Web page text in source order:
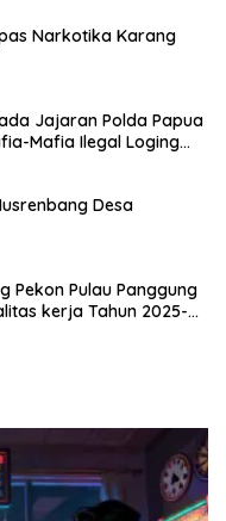
Narkotika Karang
Jajaran Polda Papua
Mafia Ilegal Loging
Desa
Pekon Pulau Panggung
kerja Tahun 2025-